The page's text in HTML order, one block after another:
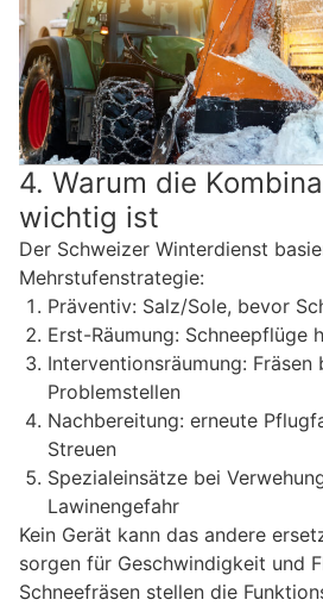
4. Warum die
wichtig ist
Der Schweizer Winterdienst
Mehrstufenstrategie:
Präventiv: Salz/Sole, bevor
Erst-Räumung: Schneepflüge
Interventionsräumung: Fräsen
Problemstellen
Nachbereitung: erneute
Streuen
Spezialeinsätze bei
Lawinengefahr
Kein Gerät kann das andere
sorgen für Geschwindigkeit und
Schneefräsen stellen die